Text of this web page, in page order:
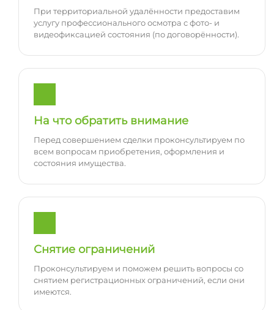
При территориальной удалённости предоставим
услугу профессионального осмотра с фото- и
видеофиксацией состояния (по договорённости).
На что обратить внимание
Перед совершением сделки проконсультируем по
всем вопросам приобретения, оформления и
состояния имущества.
Снятие ограничений
Проконсультируем и поможем решить вопросы со
снятием регистрационных ограничений, если они
имеются.